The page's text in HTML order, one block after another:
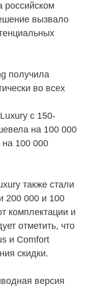
российском
вызвало
получила
во всех
с 150-
на 100 000
100 000
также стали
200 000 и 100
комплектации и
отметить, что
и Comfort
скидки.
версия